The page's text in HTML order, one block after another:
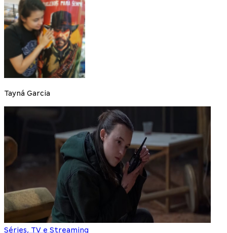
Tayná Garcia
Séries, TV e Streaming